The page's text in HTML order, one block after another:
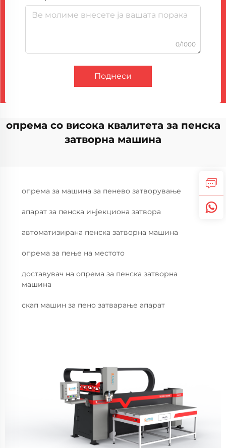
0/1000
Поднеси
опрема со висока квалитета за пенска
затворна машина
опрема за машина за пенево затворување
апарат за пенска инјекциона затвора
автоматизирана пенска затворна машина
опрема за пење на местото
доставувач на опрема за пенска затворна
машина
скап машин за пено затварање апарат